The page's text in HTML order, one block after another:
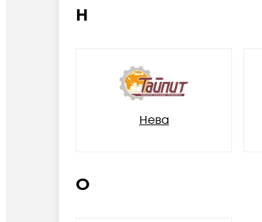
Н
Нева
О